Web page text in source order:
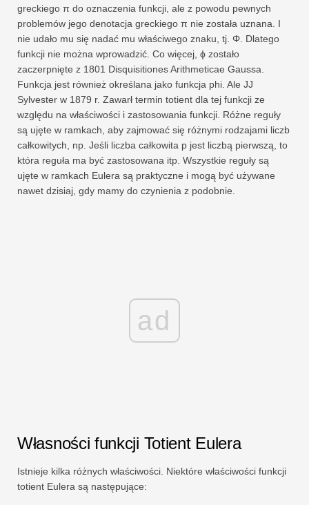
greckiego π do oznaczenia funkcji, ale z powodu pewnych
problemów jego denotacja greckiego π nie została uznana. I
nie udało mu się nadać mu właściwego znaku, tj. Φ. Dlatego
funkcji nie można wprowadzić. Co więcej, ϕ zostało
zaczerpnięte z 1801 Disquisitiones Arithmeticae Gaussa.
Funkcja jest również określana jako funkcja phi. Ale JJ
Sylvester w 1879 r. Zawarł termin totient dla tej funkcji ze
względu na właściwości i zastosowania funkcji. Różne reguły
są ujęte w ramkach, aby zajmować się różnymi rodzajami liczb
całkowitych, np. Jeśli liczba całkowita p jest liczbą pierwszą, to
która reguła ma być zastosowana itp. Wszystkie reguły są
ujęte w ramkach Eulera są praktyczne i mogą być używane
nawet dzisiaj, gdy mamy do czynienia z podobnie.
ad
Własności funkcji Totient Eulera
Istnieje kilka różnych właściwości. Niektóre właściwości funkcji
totient Eulera są następujące: